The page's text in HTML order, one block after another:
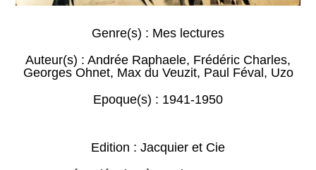
Genre(s) : Mes lectures
Auteur(s) : Andrée Raphaele, Frédéric Charles,
Georges Ohnet, Max du Veuzit, Paul Féval , Uzo
Epoque(s) : 1941-1950
Edition : Jacquier et Cie